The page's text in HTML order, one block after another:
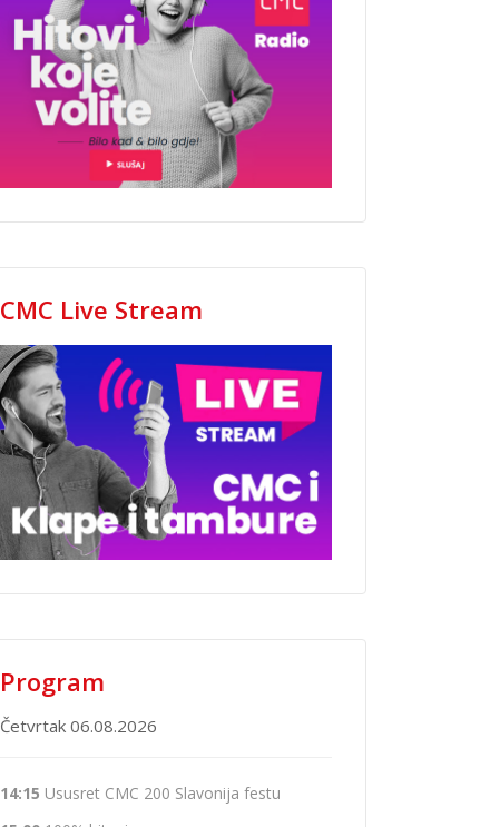
CMC Live Stream
Program
Četvrtak 06.08.2026
14:15 Ususret CMC 200 Slavonija festu